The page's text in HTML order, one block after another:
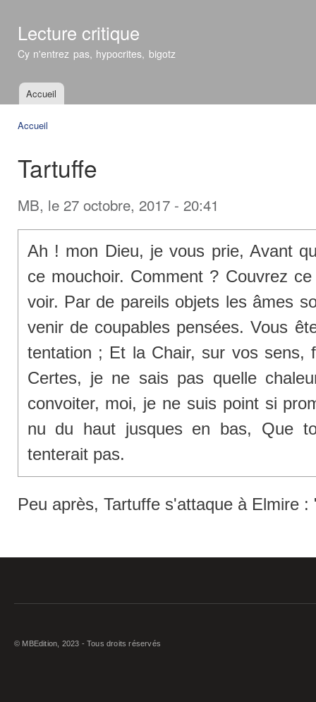
Lecture critique
Cy n'entrez pas, hypocrites, bigotz
Menu principal
Accueil
Accueil
Tartuffe
MB, le 27 octobre, 2017 - 20:41
Ah ! mon Dieu, je vous prie, Avant
ce mouchoir. Comment ? Couvrez
voir. Par de pareils objets les âmes
venir de coupables pensées. Vous
tentation ; Et la Chair, sur vos sens,
Certes, je ne sais pas quelle
convoiter, moi, je ne suis point si
nu du haut jusques en bas, Que
tenterait pas.
Peu après, Tartuffe s'attaque à Elmire
© MBEdition, 2023 - Tous droits réservés